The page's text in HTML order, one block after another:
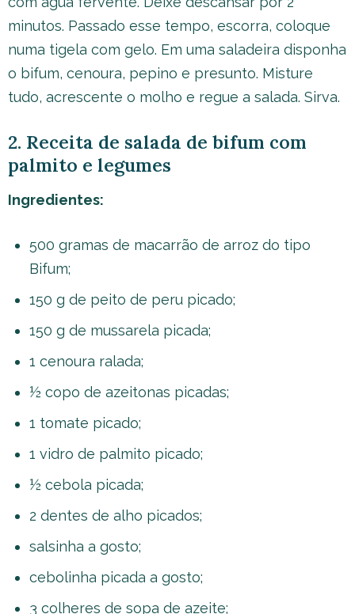
minutos. Passado esse tempo, escorra, coloque
numa tigela com gelo. Em uma saladeira disponha
o bifum, cenoura, pepino e presunto. Misture
tudo, acrescente o molho e regue a salada. Sirva.
2. Receita de salada de bifum com
palmito e legumes
Ingredientes:
500 gramas de macarrão de arroz do tipo
Bifum;
150 g de peito de peru picado;
150 g de mussarela picada;
1 cenoura ralada;
½ copo de azeitonas picadas;
1 tomate picado;
1 vidro de palmito picado;
½ cebola picada;
2 dentes de alho picados;
salsinha a gosto;
cebolinha picada a gosto;
3 colheres de sopa de azeite;